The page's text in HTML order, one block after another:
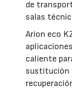
de
salas
Arion eco
caliente
sustitución